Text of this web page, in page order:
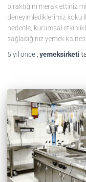
bıraktığını merak ettiniz
deneyimlediklerimiz koku
nedenle, kurumsal
sağladığınız yemek
5 yıl önce yemeksirketi